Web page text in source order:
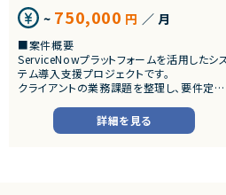
~ 750,000 円 ／ 月
■案件概要
ServiceNowプラットフォームを活用したシス
テム導入支援プロジェクトです。
クライアントの業務課題を整理し、要件定義
だきます。
詳細を見る